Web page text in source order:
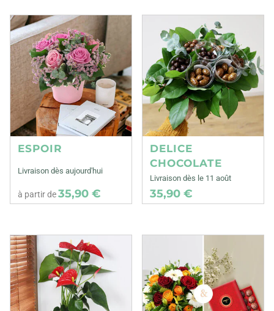
ESPOIR
Livraison dès aujourd'hui
à partir de35,90 €
DELICE
CHOCOLATE
Livraison dès le 11 août
35,90 €